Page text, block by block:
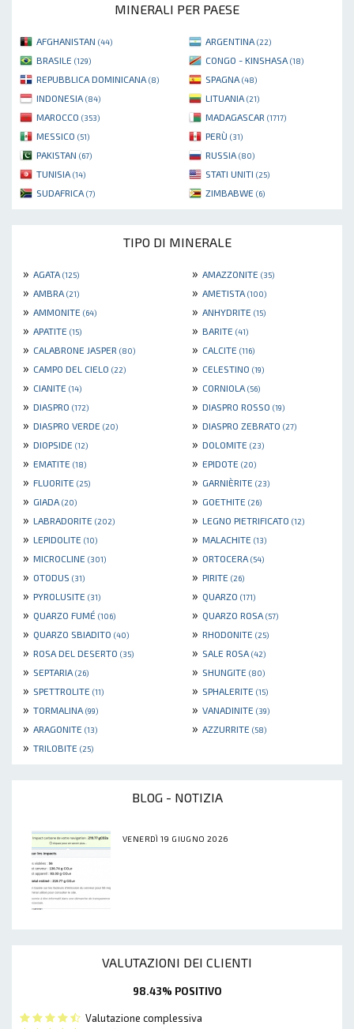
MINERALI PER PAESE
AFGHANISTAN (44) ARGENTINA (22)
BRASILE (129) CONGO - KINSHASA (18)
REPUBBLICA DOMINICANA (8) SPAGNA (48)
INDONESIA (84) LITUANIA (21)
MAROCCO (353) MADAGASCAR (1717)
MESSICO (51) PERÙ (31)
PAKISTAN (67) RUSSIA (80)
TUNISIA (14) STATI UNITI (25)
SUDAFRICA (7) ZIMBABWE (6)
TIPO DI MINERALE
» AGATA (125) » AMAZZONITE (35)
» AMBRA (21) » AMETISTA (100)
» AMMONITE (64) » ANHYDRITE (15)
» APATITE (15) » BARITE (41)
» CALABRONE JASPER (80) » CALCITE (116)
» CAMPO DEL CIELO (22) » CELESTINO (19)
» CIANITE (14) » CORNIOLA (56)
» DIASPRO (172) » DIASPRO ROSSO (19)
» DIASPRO VERDE (20) » DIASPRO ZEBRATO (27)
» DIOPSIDE (12) » DOLOMITE (23)
» EMATITE (18) » EPIDOTE (20)
» FLUORITE (25) » GARNIÈRITE (23)
» GIADA (20) » GOETHITE (26)
» LABRADORITE (202) » LEGNO PIETRIFICATO (12)
» LEPIDOLITE (10) » MALACHITE (13)
» MICROCLINE (301) » ORTOCERA (54)
» OTODUS (31) » PIRITE (26)
» PYROLUSITE (31) » QUARZO (171)
» QUARZO FUMÉ (106) » QUARZO ROSA (57)
» QUARZO SBIADITO (40) » RHODONITE (25)
» ROSA DEL DESERTO (35) » SALE ROSA (42)
» SEPTARIA (26) » SHUNGITE (80)
» SPETTROLITE (11) » SPHALERITE (15)
» TORMALINA (99) » VANADINITE (39)
» ARAGONITE (13) » AZZURRITE (58)
» TRILOBITE (25)
BLOG - NOTIZIA
VENERDÌ 19 GIUGNO 2026
VALUTAZIONI DEI CLIENTI
98.43% POSITIVO
Valutazione complessiva